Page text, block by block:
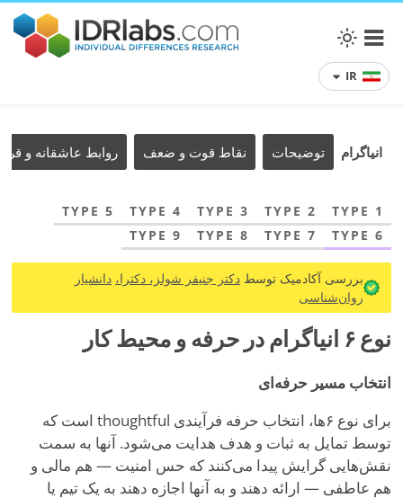
IR
انیاگرام توضیحات نقاط قوت و ضعف روابط عاشقانه و
TYPE 1
TYPE 2
TYPE 3
TYPE 4
TYPE 5
TYPE 6
TYPE 7
TYPE 8
TYPE 9
بررسی آکادمیک توسط دکتر جنیفر شولز، دکترا، دانشیار
روان‌شناسی
نوع ۶ انیاگرام در حرفه و محیط کار
انتخاب مسیر حرفه‌ای
برای نوع ۶ها، انتخاب حرفه فرآیندی thoughtful است که
توسط تمایل به ثبات و هدف هدایت می‌شود. آنها به سمت
نقش‌هایی گرایش پیدا می‌کنند که حس امنیت — هم مالی و
هم عاطفی — ارائه دهند و به آنها اجازه دهند به یک تیم یا